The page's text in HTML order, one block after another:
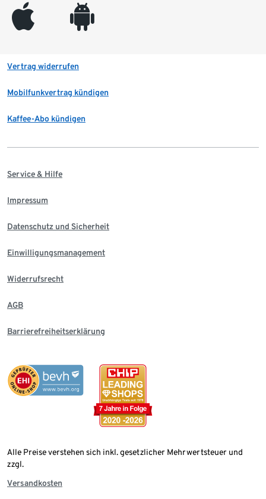
appleinc android
Vertrag widerrufen
Mobilfunkvertrag kündigen
Kaffee-Abo kündigen
Service & Hilfe
Impressum
Datenschutz und Sicherheit
Einwilligungsmanagement
Widerrufsrecht
AGB
Barrierefreiheitserklärung
Alle Preise verstehen sich inkl. gesetzlicher Mehrwertsteuer und
zzgl.
Versandkosten